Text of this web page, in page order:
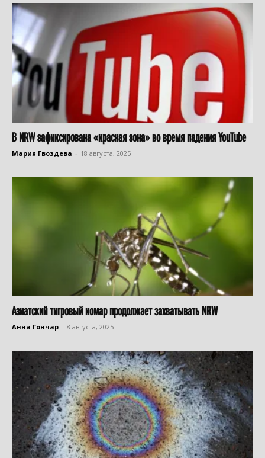
В NRW зафиксирована «красная зона» во время падения YouTube
Мария Гвоздева 18 августа, 2025
Азиатский тигровый комар продолжает захватывать NRW
Анна Гончар 8 августа, 2025